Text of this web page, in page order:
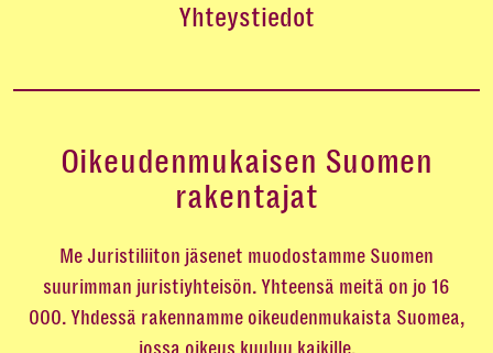
Yhteystiedot
Oikeudenmukaisen Suomen
rakentajat
Me Juristiliiton jäsenet muodostamme Suomen
suurimman juristiyhteisön. Yhteensä meitä on jo 16
000. Yhdessä rakennamme oikeudenmukaista Suomea,
jossa oikeus kuuluu kaikille.